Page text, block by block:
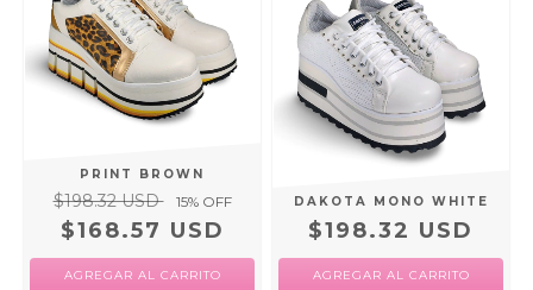
PRINT BROWN
$198.32 USD 15% OFF
$168.57 USD
AGREGAR AL CARRITO
DAKOTA MONO WHITE
$198.32 USD
AGREGAR AL CARRITO